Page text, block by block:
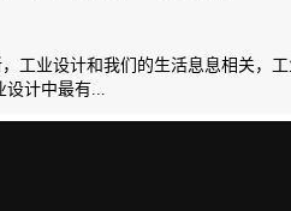
工业设计和我们的生活息息相关，
设计中最有...